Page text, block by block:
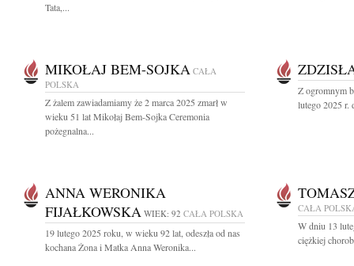
Tata,...
MIKOŁAJ BEM-SOJKA CAŁA
POLSKA
Z żalem zawiadamiamy że 2 marca 2025 zmarł w
wieku 51 lat Mikołaj Bem-Sojka Ceremonia
pożegnalna...
Z ogromnym
lutego 2025 r.
ANNA WERONIKA
FIJAŁKOWSKA WIEK: 92 CAŁA POLSKA
19 lutego 2025 roku, w wieku 92 lat, odeszła od nas
kochana Żona i Matka Anna Weronika...
CAŁA
W dniu 13
ciężkiej